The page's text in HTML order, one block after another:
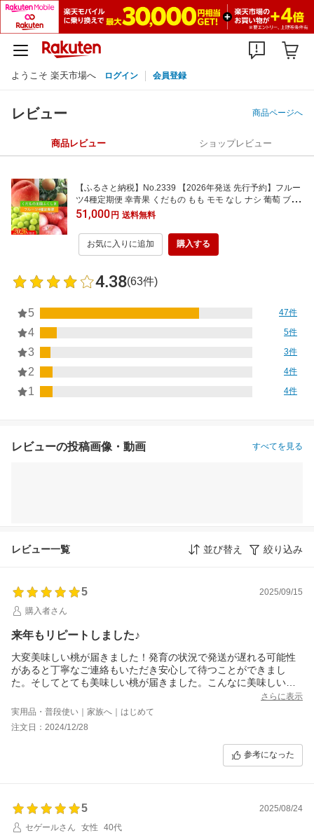
ようこそ 楽天市場へ ログイン 会員登録
レビュー 商品ページへ
商品レビュー ショップレビュー
【ふるさと納税】No.2339 【2026年発送 先行予約】フルー
ツ4種定期便 幸青果 くだもの もも モモ なし ナシ 葡萄 ブド
ウ シャインマスカット 林檎 リンゴ サンふじ 果物 福島市 人
気 返礼品 お取り寄せ
51,000円 送料無料
お気に入りに追加 購入する
4.38(63件)
5 47件
4 5件
3 3件
2 4件
1 4件
レビューの投稿画像・動画 すべてを見る
レビュー一覧 並び替え 絞り込み
5
2025/09/15
購入者さん
来年もリピートしました♪
大変美味しい桃が届きました！発育の状況で発送が遅れる可能性
があると丁寧なご連絡もいただき安心して待つことができまし
た。そしてとても美味しい桃が届きました。こんなに美味しい桃
を作られてる福島の桃農家さんを応援したくなりました。食べご
ろを発送、調整いただいてるご担当の方にも感謝です。続いて、
梨も届きました。見事なりっぱな梨でした。梨農家さんにも感謝
です。有難くいただきます。この後に届く、りんご、シャインマ
スカットもとても楽しみです。来年分もリピート注文させていた
だきました。果物の発送は大変かと思いますが、ひきつづきよろ
さらに表示
実用品・普段使い｜家族へ｜はじめて
注文日：2024/12/28
参考になった
5
2025/08/24
セゲールさん
女性 40代